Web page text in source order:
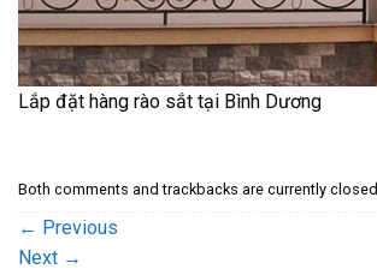
Lắp đặt hàng rào sắt tại Bình Dương
Both comments and trackbacks are currently closed.
← Previous
Next →